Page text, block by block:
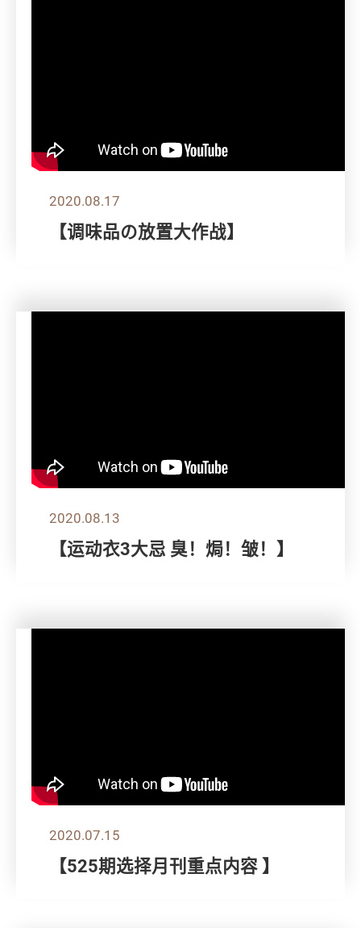
2020.08.17
【调味品の放置大作战】
2020.08.13
【运动衣3大忌 臭！焗！皱！】
2020.07.15
【525期选择月刊重点内容 】